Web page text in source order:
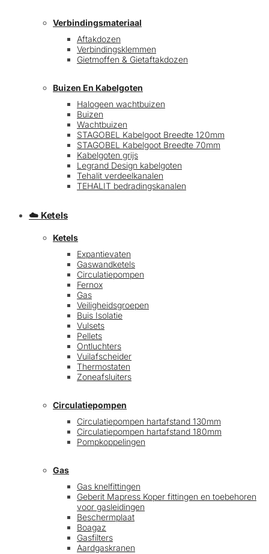
Verbindingsmateriaal
Aftakdozen
Verbindingsklemmen
Gietmoffen & Gietaftakdozen
Buizen En Kabelgoten
Halogeen wachtbuizen
Buizen
Wachtbuizen
STAGOBEL Kabelgoot Breedte 120mm
STAGOBEL Kabelgoot Breedte 70mm
Kabelgoten grijs
Legrand Design kabelgoten
Tehalit verdeelkanalen
TEHALIT bedradingskanalen
☁️ Ketels
Ketels
Expantievaten
Gaswandketels
Circulatiepompen
Fernox
Gas
Veiligheidsgroepen
Buis Isolatie
Vulsets
Pellets
Ontluchters
Vuilafscheider
Thermostaten
Zoneafsluiters
Circulatiepompen
Circulatiepompen hartafstand 130mm
Circulatiepompen hartafstand 180mm
Pompkoppelingen
Gas
Gas knelfittingen
Geberit Mapress Koper fittingen en toebehoren
voor gasleidingen
Beschermplaat
Boagaz
Gasfilters
Aardgaskranen